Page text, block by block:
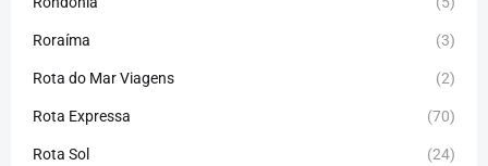
Roraíma (3)
Rota do Mar Viagens (2)
Rota Expressa (70)
Rota Sol (24)